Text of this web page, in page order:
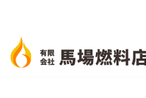
ン
テ
ン